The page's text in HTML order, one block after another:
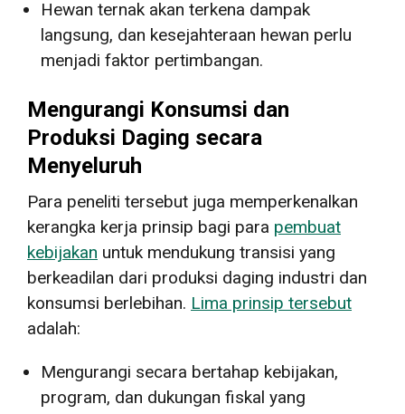
Hewan ternak akan terkena dampak
langsung, dan kesejahteraan hewan perlu
menjadi faktor pertimbangan.
Mengurangi Konsumsi dan
Produksi Daging secara
Menyeluruh
Para peneliti tersebut juga memperkenalkan
kerangka kerja prinsip bagi para pembuat
kebijakan untuk mendukung transisi yang
berkeadilan dari produksi daging industri dan
konsumsi berlebihan. Lima prinsip tersebut
adalah:
Mengurangi secara bertahap kebijakan,
program, dan dukungan fiskal yang